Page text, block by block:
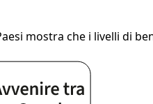
mostra che i livelli di